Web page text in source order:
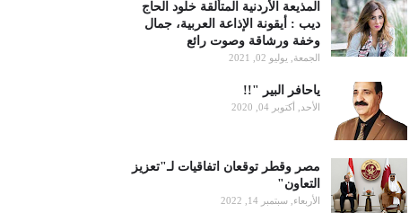
المذيعة الأردنية المتألقة خلود الحاج
ديب : أيقونة الإذاعة العربية، جمال
وخفة ورشاقة وصوت رائع
الجمعة, يوليو 02, 2021
ياحافر البير "!!
الأحد, أكتوبر 04, 2020
مصر وقطر توقعان اتفاقيات لـ"تعزيز
التعاون"
الأربعاء, سبتمبر 14, 2022